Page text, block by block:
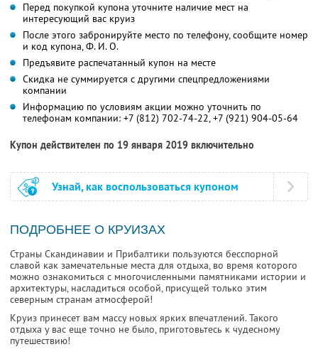
Перед покупкой купона уточните наличие мест на
интересующий вас круиз
После этого забронируйте место по телефону, сообщите номер
и код купона, Ф. И. О.
Предъявите распечатанный купон на месте
Скидка не суммируется с другими спецпредложениями
компании
Информацию по условиям акции можно уточнить по
телефонам компании: +7 (812) 702-74-22,+7 (921) 904-05-64
Купон действителен по 19 января 2019 включительно
Узнай, как воспользоваться купоном
ПОДРОБНЕЕ О КРУИЗАХ
Страны Скандинавии и Прибалтики пользуются бесспорной
славой как замечательные места для отдыха, во время которого
можно ознакомиться с многочисленными памятниками истории и
архитектуры, насладиться особой, присущей только этим
северным странам атмосферой!
Круиз принесет вам массу новых ярких впечатлений. Такого
отдыха у вас еще точно не было, приготовьтесь к чудесному
путешествию!